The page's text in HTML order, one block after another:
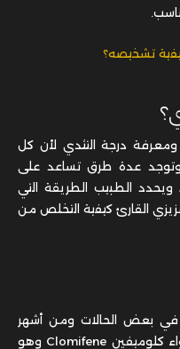
تشخيصه؟
درجة التثدي لأن كل
وتوجد عدة طرق تساعد على
الطبيب الطريقة التي
القارئ كيفية التخلص من
في بعض الحالات ومن أشهر
الأدوية التي تستخدم لعلاج التثدي دواء كلوميفين Clomifene وهو